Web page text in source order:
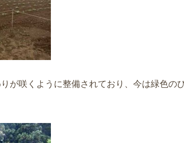
が咲くように整備されており、今は緑色の